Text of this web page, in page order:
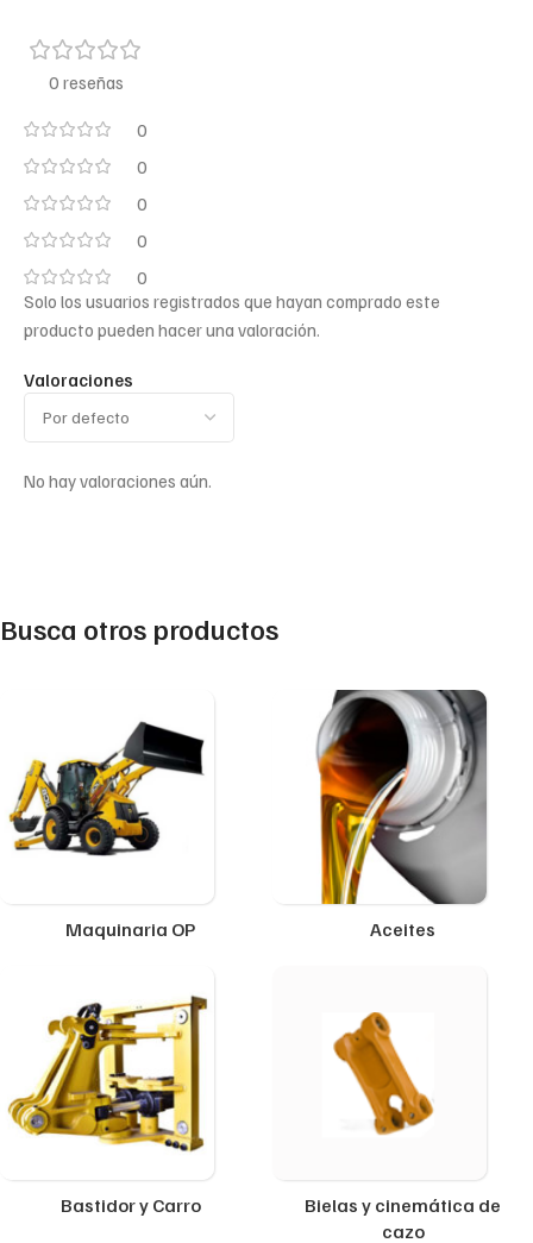
0 reseñas
0
0
0
0
0
Valoraciones
No hay valoraciones aún.
Solo los usuarios registrados que hayan comprado este
producto pueden hacer una valoración.
Busca otros productos
Maquinaria OP Aceites
Bastidor y Carro
Bielas y cinemática de
cazo